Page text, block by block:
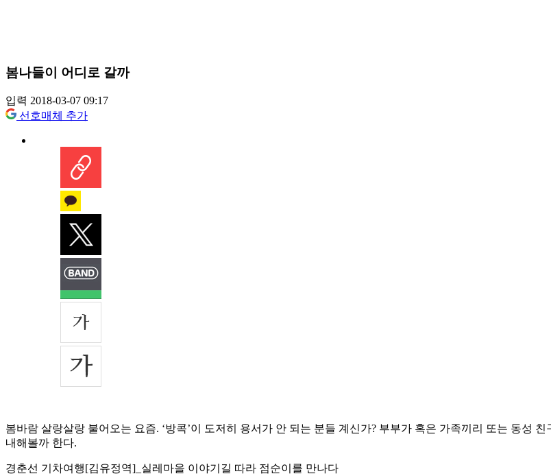
봄나들이 어디로 갈까
입력 2018-03-07 09:17
선호매체 추가
봄바람 살랑살랑 불어오는 요즘. ‘방콕’이 도저히 용서가 안 되는 분들 계신가? 부부가 혹은 가족끼리 또는 동성
내해볼까 한다.
경춘선 기차여행[김유정역]_실레마을 이야기길 따라 점순이를 만나다